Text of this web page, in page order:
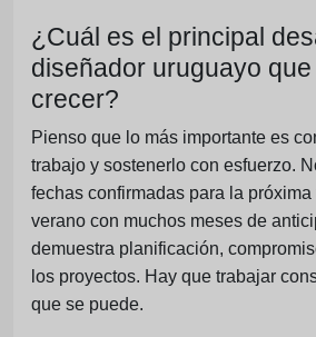
¿Cuál es el principal
diseñador uruguayo
crecer?
Pienso que lo más importante es
trabajo y sostenerlo con esfuerzo.
fechas confirmadas para la
verano con muchos meses de
demuestra planificación,
los proyectos. Hay que trabajar
que se puede.